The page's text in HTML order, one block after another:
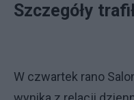
Szczegóły
W czwartek rano